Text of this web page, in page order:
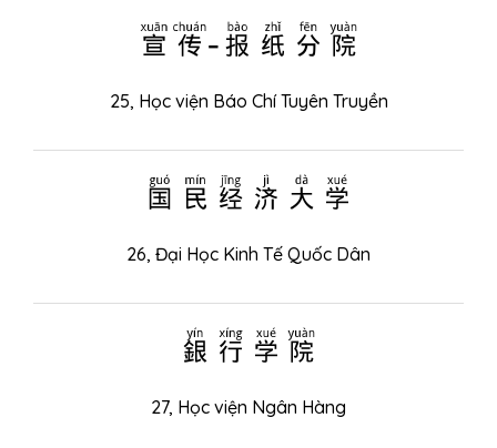
宣传-报纸分院
25, Học viện Báo Chí Tuyên Truyền
国民经济大学
26, Đại Học Kinh Tế Quốc Dân
銀行学院
27, Học viện Ngân Hàng